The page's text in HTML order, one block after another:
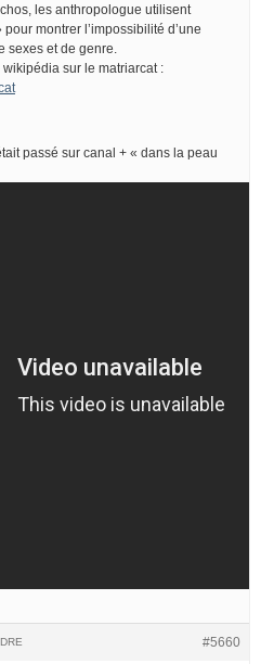
les anthropologue utilisent
montrer l’impossibilité d’une
sexes et de genre.
sur le matriarcat :
passé sur canal + « dans la peau
#5660